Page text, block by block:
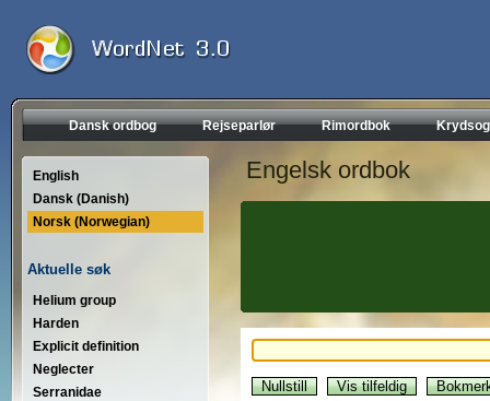
Dansk ordbog Rejseparlør Rimordbok
English
Dansk (Danish)
Norsk (Norwegian)
Aktuelle søk
Helium group
Harden
Explicit definition
Neglecter
Serranidae
Engelsk ordbok